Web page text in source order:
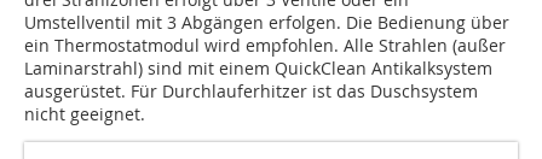
Umstellventil mit 3 Abgängen erfolgen. Die Bedienung über
ein Thermostatmodul wird empfohlen. Alle Strahlen (außer
Laminarstrahl) sind mit einem QuickClean Antikalksystem
ausgerüstet. Für Durchlauferhitzer ist das Duschsystem
nicht geeignet.